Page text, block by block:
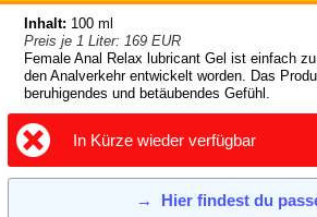
Inhalt: 100 ml
Preis je 1 Liter: 169 EUR
Female Anal Relax lubricant Gel ist einfach
den Analverkehr entwickelt worden. Das
beruhigendes und betäubendes Gefühl.
In Kürze wieder verfügbar
→ Hier findest du